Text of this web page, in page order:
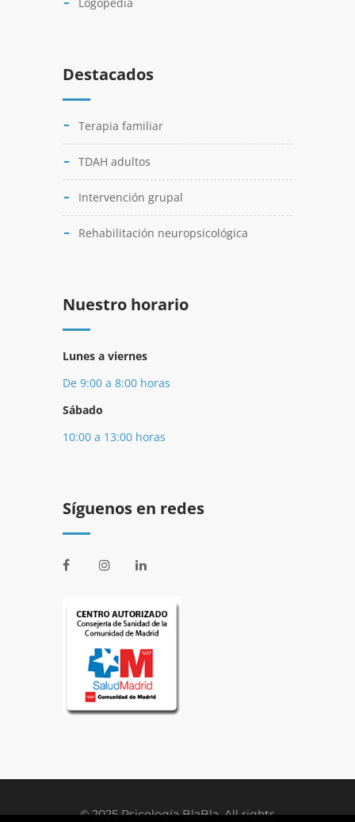
Logopedia
Destacados
Terapia familiar
TDAH adultos
Intervención grupal
Rehabilitación neuropsicológica
Nuestro horario
Lunes a viernes
De 9:00 a 8:00 horas
Sábado
10:00 a 13:00 horas
Síguenos en redes
© 2025 Psicología BlaBla. All rights